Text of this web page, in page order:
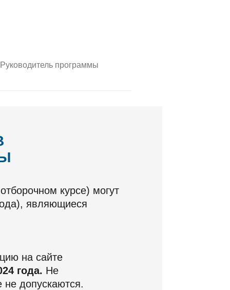
Руководитель программы
курсе) могут
являющиеся
на сайте
года. Не
не допускаются.